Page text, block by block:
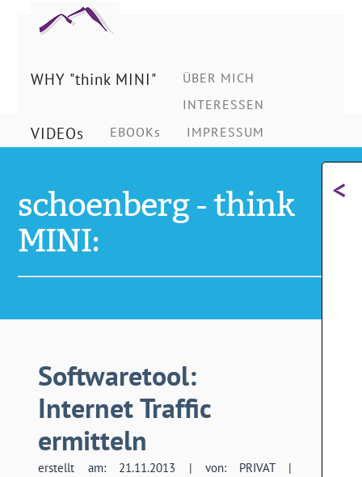
Ing.
Schönberg
Christian
WHY "think MINI"
ÜBER MICH
INTERESSEN
VIDEOs EBOOKs IMPRESSUM
schoenberg - think
MINI:
Softwaretool:
Internet Traffic
ermitteln
erstellt am: 21.11.2013 | von: PRIVAT |
<